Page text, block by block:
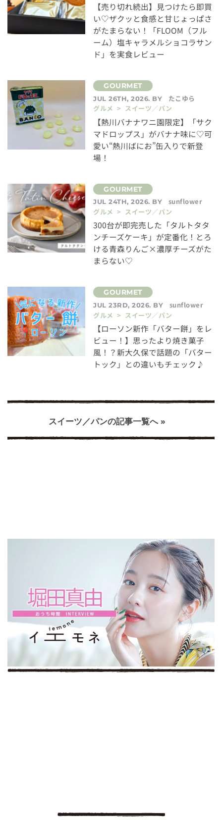
【売り切れ続出】見つけたら即買
い♡ザクッと食感と甘じょっぱさ
がたまらない！「FLOOM（フル
ーム）塩キャラメルショコラサン
ド」を実食レビュー
JUL 26TH, 2026. BY
たこゆら
グルメ > スイーツ／パン
【熱川バナナワニ園限定】「サク
マドロップス」がバナナ味に♡可
愛い“熱川ばにお”缶入りで新登
場！
JUL 24TH, 2026. BY
sunflower
グルメ > スイーツ／パン
300台が即完売した「タルトタタ
ンチーズケーキ」が定番化！とろ
ける青森りんご×濃厚チーズがた
まらない♡
JUL 23RD, 2026. BY
sunflower
グルメ > スイーツ／パン
【ローソン新作「バター餅」をレ
ビュー！】思ったより焼き菓子
風！？新大久保で話題の「バター
トック」との違いもチェック♪
スイーツ／パンの記事一覧へ »